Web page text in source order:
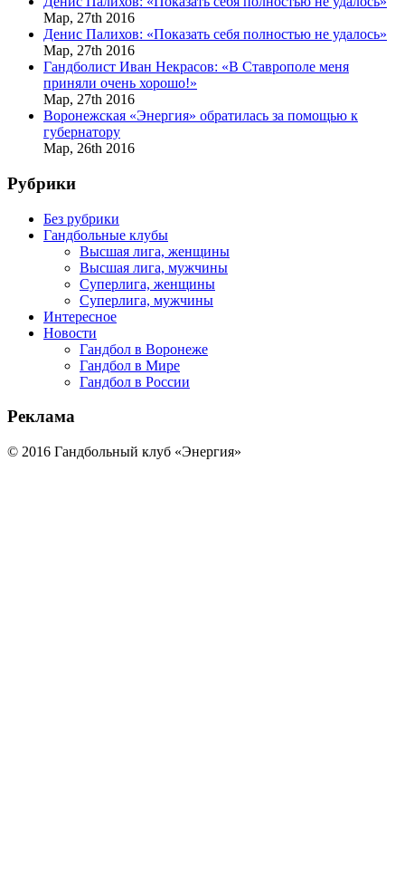
Мар, 27th 2016
Денис Палихов: «Показать себя полностью не удалось»
Мар, 27th 2016
Гандболист Иван Некрасов: «В Ставрополе меня
приняли очень хорошо!»
Мар, 27th 2016
Воронежская «Энергия» обратилась за помощью к
губернатору
Мар, 26th 2016
Рубрики
Без рубрики
Гандбольные клубы
Высшая лига, женщины
Высшая лига, мужчины
Суперлига, женщины
Суперлига, мужчины
Интересное
Новости
Гандбол в Воронеже
Гандбол в Мире
Гандбол в России
Реклама
© 2016 Гандбольный клуб «Энергия»